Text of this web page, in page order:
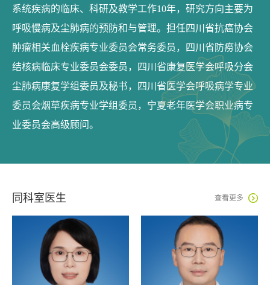
系统疾病的临床、科研及教学工作10年，研究方向主要为
呼吸慢病及尘肺病的预防和与管理。担任四川省抗癌协会
肿瘤相关血栓疾病专业委员会常务委员，四川省防痨协会
结核病临床专业委员会委员，四川省康复医学会呼吸分会
尘肺病康复学组委员及秘书，四川省医学会呼吸病学专业
委员会烟草疾病专业学组委员，宁夏老年医学会职业病专
业委员会高级顾问。
同科室医生 查看更多 